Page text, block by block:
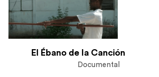
El Ébano de la Canción
Documental